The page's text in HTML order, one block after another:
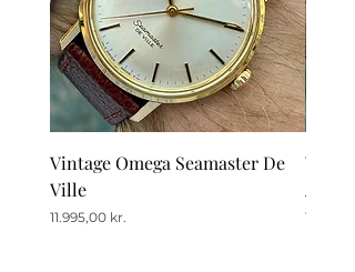
Vintage Omega Seamaster De
Ville
Pris
11.995,00 kr. Pris